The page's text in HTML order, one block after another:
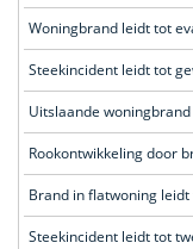
Steekincident leidt tot
Rookontwikkeling door
Steekincident leidt tot